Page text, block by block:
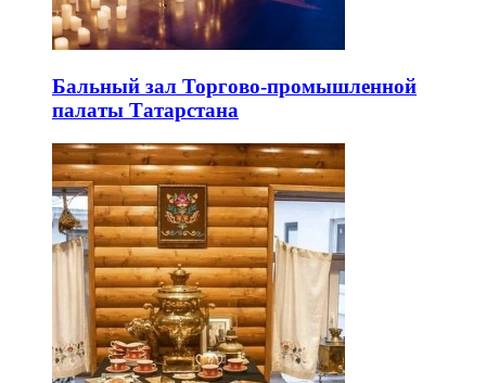
Бальный зал Торгово-промышленной
палаты Татарстана